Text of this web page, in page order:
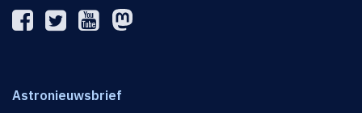
Astronieuwsbrief